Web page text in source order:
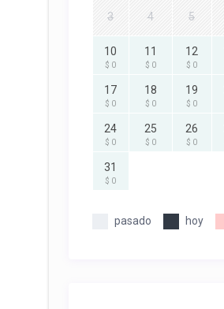
3 4 5
10
$ 0
11
$ 0
12
$ 0
17
$ 0
18
$ 0
19
$ 0
24
$ 0
25
$ 0
26
$ 0
31
$ 0
pasado hoy